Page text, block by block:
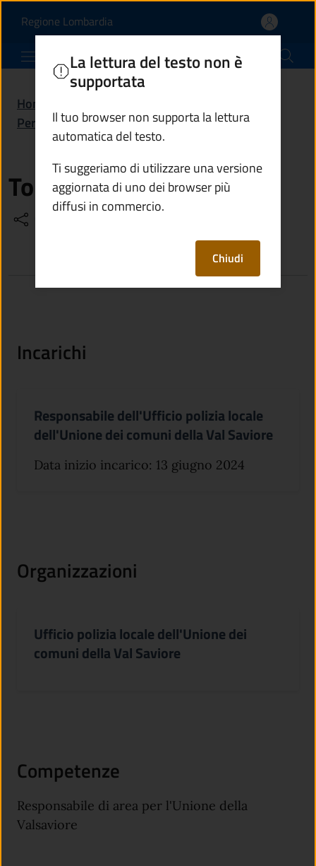
Tonsi Matteo | Comune
Regione Lombardia(apre in un'altra scheda).
Comune di Cevo
Home
Personale amministrativo / Tonsi Matteo
Tonsi Matteo
La lettura del testo non è
supportata
Il tuo browser non supporta la lettura
automatica del testo.
Ti suggeriamo di utilizzare una versione
aggiornata di uno dei browser più
diffusi in commercio.
Chiudi
Incarichi
Responsabile dell'Ufficio polizia locale
dell'Unione dei comuni della Val Saviore
Data inizio incarico: 13 giugno 2024
Organizzazioni
Ufficio polizia locale dell'Unione dei
comuni della Val Saviore
Competenze
Responsabile di area per l'Unione della
Valsaviore